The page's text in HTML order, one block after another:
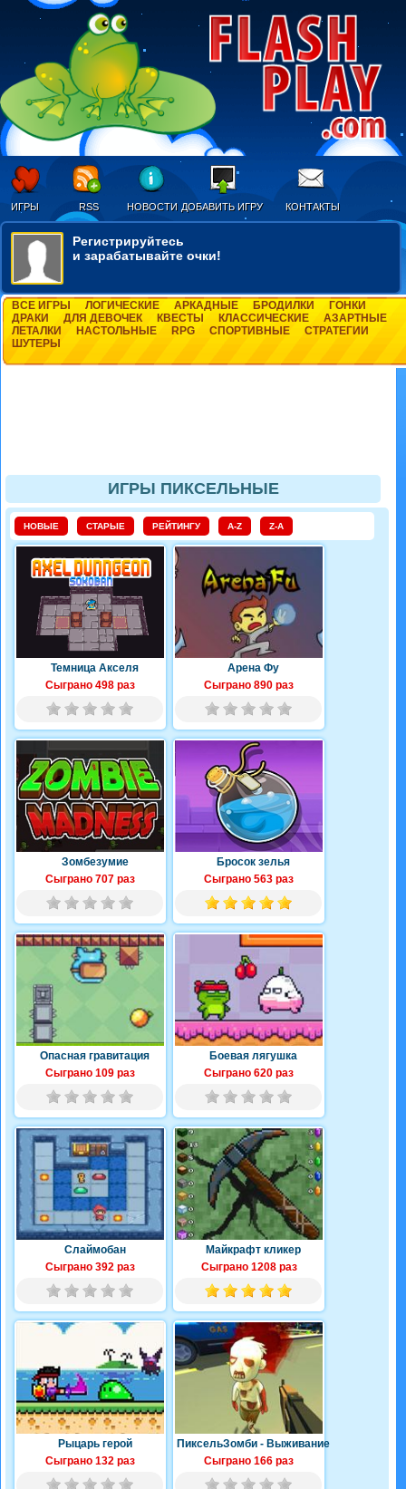
ИГРЫ RSS НОВОСТИ ДОБАВИТЬ ИГРУ КОНТАКТЫ
Регистрируйтесь
и зарабатывайте очки!
ВСЕ ИГРЫ ЛОГИЧЕСКИЕ АРКАДНЫЕ БРОДИЛКИ
ГОНКИ
ДРАКИ
ДЛЯ ДЕВОЧЕК КВЕСТЫ КЛАССИЧЕСКИЕ
АЗАРТНЫЕ
ЛЕТАЛКИ
НАСТОЛЬНЫЕ RPG СПОРТИВНЫЕ
СТРАТЕГИИ
ШУТЕРЫ
ИГРЫ ПИКСЕЛЬНЫЕ
НОВЫЕ СТАРЫЕ РЕЙТИНГУ A-Z Z-A
Темница Акселя
Сыграно 498 раз
Арена Фу
Сыграно 890 раз
Зомбезумие
Сыграно 707 раз
Бросок зелья
Сыграно 563 раз
Опасная гравитация
Сыграно 109 раз
Боевая лягушка
Сыграно 620 раз
Слаймобан
Сыграно 392 раз
Майкрафт кликер
Сыграно 1208 раз
Рыцарь герой
Сыграно 132 раз
ПиксельЗомби - Выживание
Сыграно 166 раз